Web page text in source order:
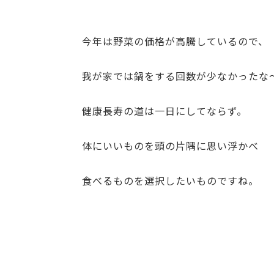
今年は野菜の価格が高騰しているので、
我が家では鍋をする回数が少なかったな
健康長寿の道は一日にしてならず。
体にいいものを頭の片隅に思い浮かべ
食べるものを選択したいものですね。